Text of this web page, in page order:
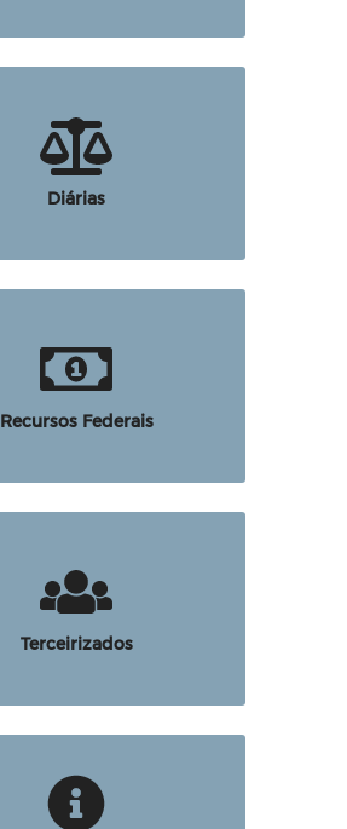
Diárias
Recursos Federais
Terceirizados